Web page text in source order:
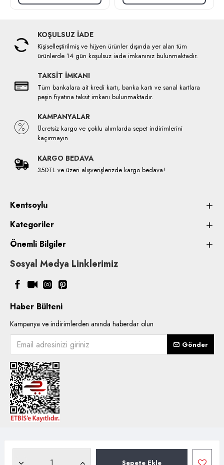
Sepete Ekle
KOŞULSUZ İADE
Kişiselleştirilmiş ve hijyen ürünler dışında yer alan tüm
ürünlerde 14 gün koşulsuz iade imkanınız bulunmaktadır.
TAKSİT İMKANI
Tüm bankalara ait kredi kartı, banka kartı ve sanal kartlara
peşin fiyatına taksit imkanı bulunmaktadır.
KAMPANYALAR
Ücretsiz kargo ve çoklu alımlarda sepet indirimlerini
kaçırmayın
KARGO BEDAVA
350TL ve üzeri alışverişlerizde kargo bedava!
Kentsoylu
Kategoriler
Önemli Bilgiler
Sosyal Medya Linklerimiz
Haber Bülteni
Kampanya ve indirimlerden anında haberdar olun
Gönder